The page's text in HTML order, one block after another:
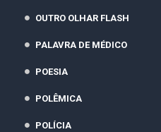
OUTRO OLHAR FLASH
PALAVRA DE MÉDICO
POESIA
POLÊMICA
POLÍCIA